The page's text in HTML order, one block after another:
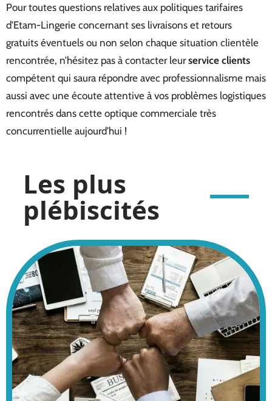
Pour toutes questions relatives aux politiques tarifaires
d’Etam-Lingerie concernant ses livraisons et retours
gratuits éventuels ou non selon chaque situation clientèle
rencontrée, n’hésitez pas à contacter leurservice clients
compétent qui saura répondre avec professionnalisme mais
aussi avec une écoute attentive à vos problèmes logistiques
rencontrés dans cette optique commerciale très
concurrentielle aujourd’hui !
Les plus
plébiscités